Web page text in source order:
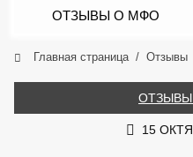
ОТЗЫВЫ О МФО
Главная страница Отзывы
ОТЗЫВЫ
15